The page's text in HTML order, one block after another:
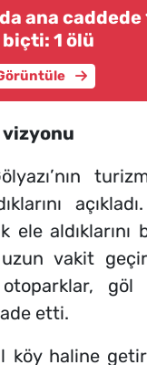
ana
1 ölü
vizyonu
ele
vakit
etti.
köy haline